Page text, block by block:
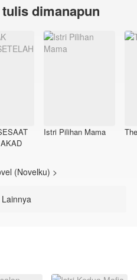
dimanapun
Istri Pilihan Mama
(Novelku) >